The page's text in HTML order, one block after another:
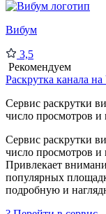
Вибум
3,5
Рекомендуем
Раскрутка канала
Сервис раскрутки
число просмотров и
Сервис раскрутки
число просмотров и
Привлекает
популярных
подробную и